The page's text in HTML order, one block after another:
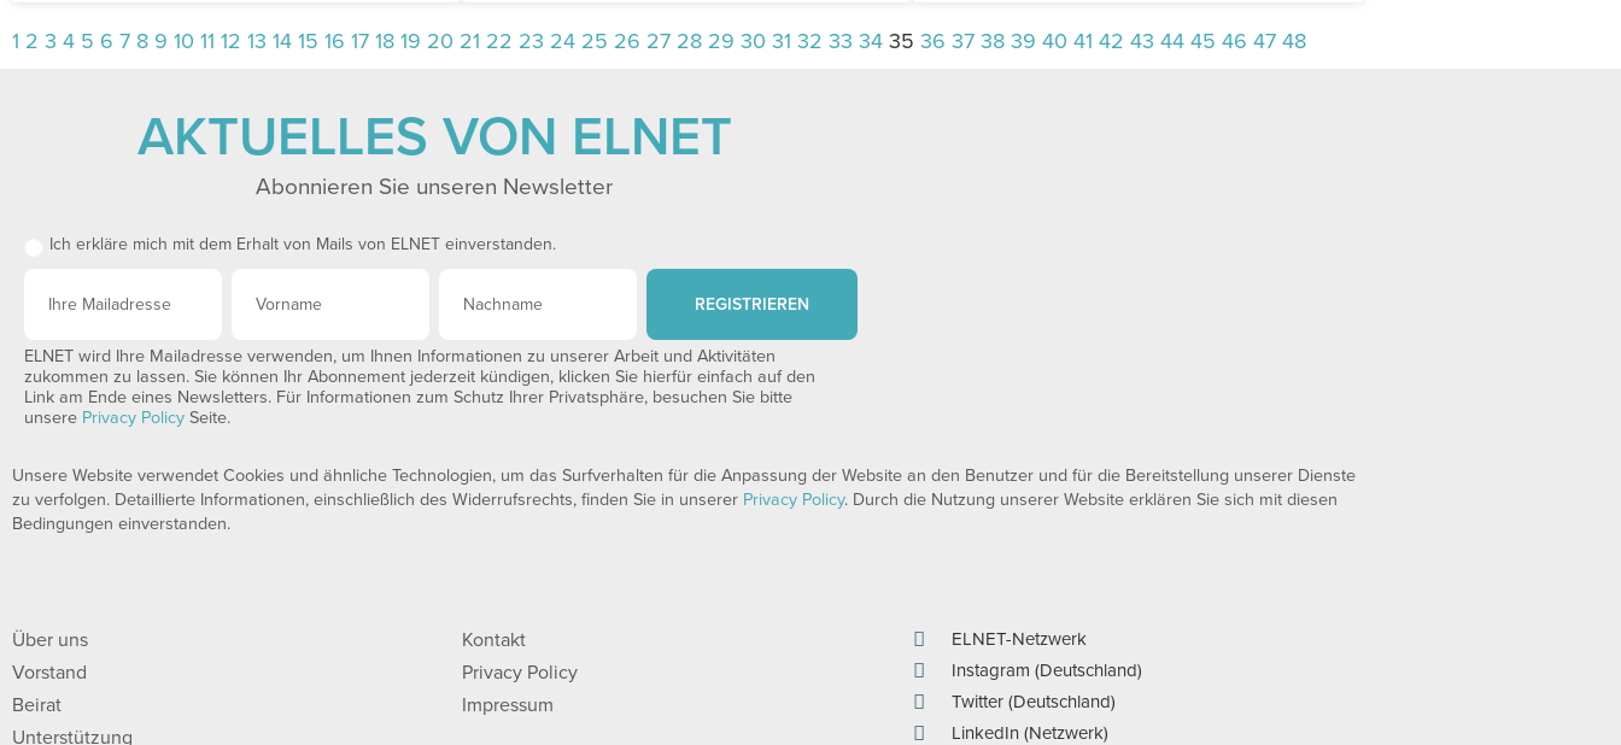
1 2 3 4 5 6 7 8 9 10 11 12 13 14 15 16 17 18 19 20 21 22 23 24 25 26 27 28 29 30 31 32 33 34 35 36 37 38 39 40 41 42 43 44 45 46 47 48
AKTUELLES VON ELNET
Abonnieren Sie unseren Newsletter
Ich erkläre mich mit dem Erhalt von Mails von ELNET einverstanden.
REGISTRIEREN
ELNET wird Ihre Mailadresse verwenden, um Ihnen Informationen zu unserer Arbeit und Aktivitäten
zukommen zu lassen. Sie können Ihr Abonnement jederzeit kündigen, klicken Sie hierfür einfach auf den
Link am Ende eines Newsletters. Für Informationen zum Schutz Ihrer Privatsphäre, besuchen Sie bitte
unsere Privacy Policy Seite.
Unsere Website verwendet Cookies und ähnliche Technologien, um das Surfverhalten für die Anpassung der Website an den Benutzer und für die Bereitstellung unserer Dienste
zu verfolgen. Detaillierte Informationen, einschließlich des Widerrufsrechts, finden Sie in unserer Privacy Policy. Durch die Nutzung unserer Website erklären Sie sich mit diesen
Bedingungen einverstanden.
Über uns
Vorstand
Beirat
Unterstützung
Kontakt
Privacy Policy
Impressum
ELNET-Netzwerk
Instagram (Deutschland)
Twitter (Deutschland)
LinkedIn (Netzwerk)